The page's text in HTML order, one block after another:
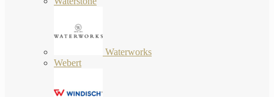
Waterworks
Webert